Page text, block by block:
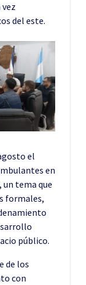
del este.
el
en
un tema que
formales,
público.
de los
con